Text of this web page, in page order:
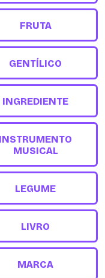
FRUTA
GENTÍLICO
INGREDIENTE
INSTRUMENTO
MUSICAL
LEGUME
LIVRO
MARCA